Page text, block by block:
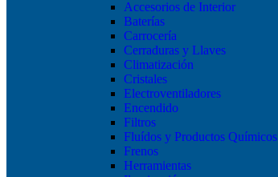
Accesorios de Interior
Baterías
Carrocería
Cerraduras y Llaves
Climatización
Cristales
Electroventiladores
Encendido
Filtros
Fluídos y Productos Químicos
Frenos
Herramientas